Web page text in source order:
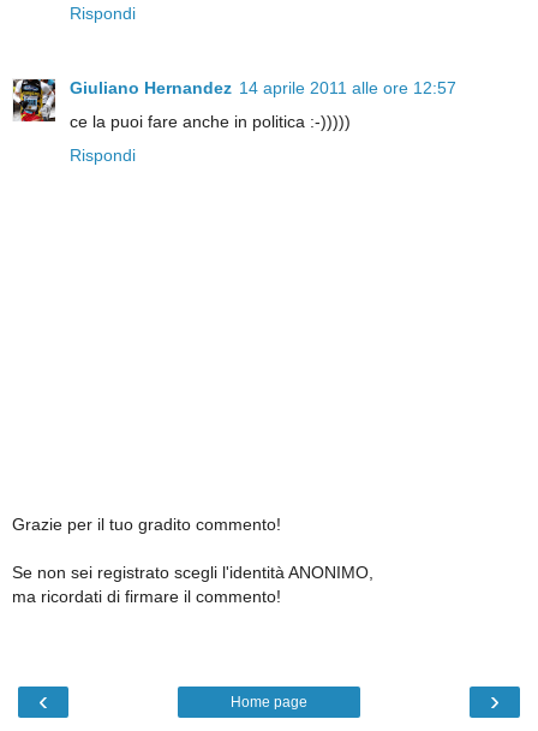
Rispondi
Giuliano Hernandez 14 aprile 2011 alle ore 12:57
ce la puoi fare anche in politica :-)))))
Rispondi
Grazie per il tuo gradito commento!
Se non sei registrato scegli l'identità ANONIMO,
ma ricordati di firmare il commento!
‹ ›
Home page